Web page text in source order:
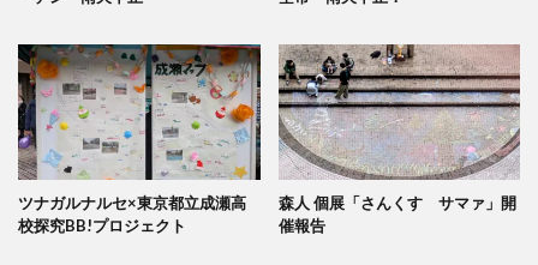
ツナガルナルセ×東京都立成瀬高
校探究BB!プロジェクト
森人 個展「さんくす サマァ」開
催報告